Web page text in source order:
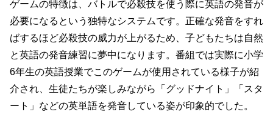
ゲームの特徴は、バトルで必殺技を使う際に英語の発音が
必要になるという独特なシステムです。正確な発音をすれ
ばするほど必殺技の威力が上がるため、子どもたちは自然
と英語の発音練習に夢中になります。番組では実際に小学
6年生の英語授業でこのゲームが使用されている様子が紹
介され、生徒たちが楽しみながら「グッドナイト」「スタ
ート」などの英単語を発音している姿が印象的でした。